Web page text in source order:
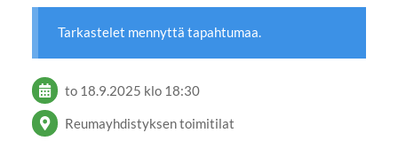
Tarkastelet mennyttä tapahtumaa.
to 18.9.2025 klo 18:30
Reumayhdistyksen toimitilat